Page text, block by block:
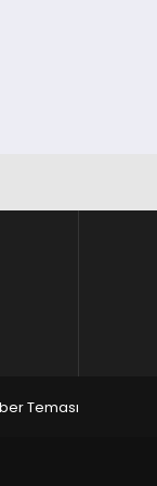
Teması